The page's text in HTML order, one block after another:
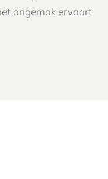
ongemak ervaart